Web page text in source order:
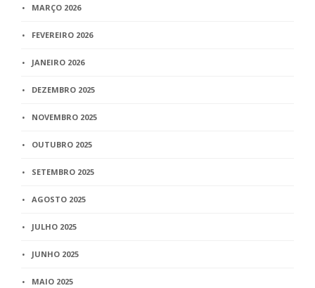
MARÇO 2026
FEVEREIRO 2026
JANEIRO 2026
DEZEMBRO 2025
NOVEMBRO 2025
OUTUBRO 2025
SETEMBRO 2025
AGOSTO 2025
JULHO 2025
JUNHO 2025
MAIO 2025